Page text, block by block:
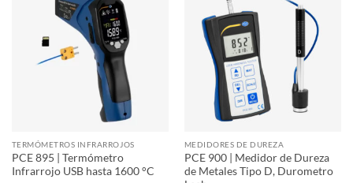
TERMÓMETROS INFRARROJOS
PCE 895 | Termómetro
Infrarrojo USB hasta 1600 °C
MEDIDORES DE DUREZA
PCE 900 | Medidor de Dureza
de Metales Tipo D, Durometro